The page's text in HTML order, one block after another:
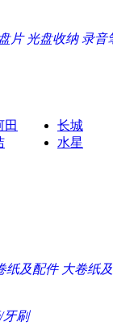
片 光盘收纳 录音
田
长城
水星
纸及配件 大卷纸
牙刷